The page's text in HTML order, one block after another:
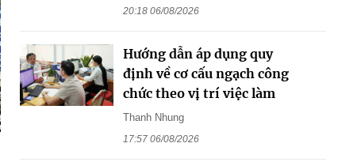
20:18 06/08/2026
Hướng dẫn áp dụng quy
định về cơ cấu ngạch công
chức theo vị trí việc làm
Thanh Nhung
17:57 06/08/2026